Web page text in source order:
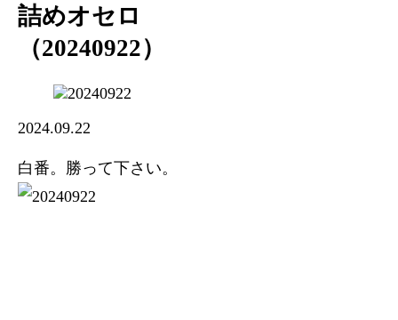
詰めオセロ
（20240922）
2024.09.22
白番。勝って下さい。